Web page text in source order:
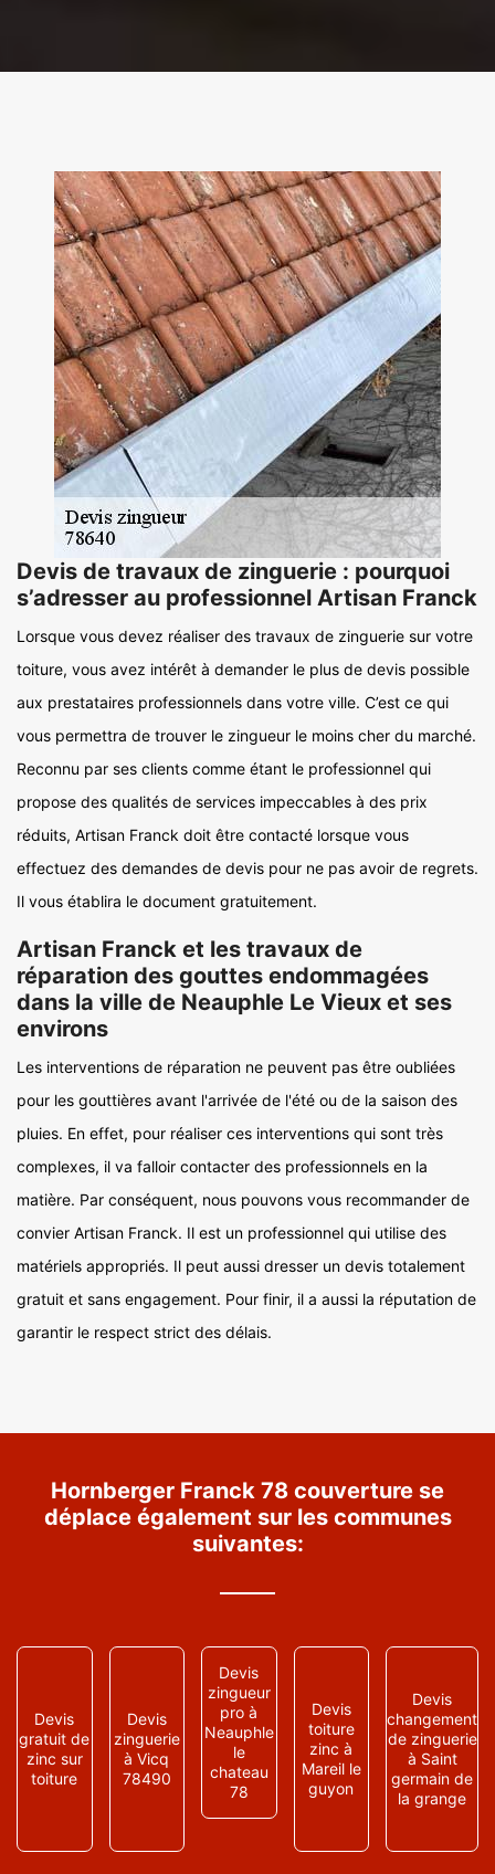
Devis de travaux de zinguerie : pourquoi
s’adresser au professionnel Artisan Franck
Lorsque vous devez réaliser des travaux de zinguerie sur votre
toiture, vous avez intérêt à demander le plus de devis possible
aux prestataires professionnels dans votre ville. C’est ce qui
vous permettra de trouver le zingueur le moins cher du marché.
Reconnu par ses clients comme étant le professionnel qui
propose des qualités de services impeccables à des prix
réduits, Artisan Franck doit être contacté lorsque vous
effectuez des demandes de devis pour ne pas avoir de regrets.
Il vous établira le document gratuitement.
Artisan Franck et les travaux de
réparation des gouttes endommagées
dans la ville de Neauphle Le Vieux et ses
environs
Les interventions de réparation ne peuvent pas être oubliées
pour les gouttières avant l'arrivée de l'été ou de la saison des
pluies. En effet, pour réaliser ces interventions qui sont très
complexes, il va falloir contacter des professionnels en la
matière. Par conséquent, nous pouvons vous recommander de
convier Artisan Franck. Il est un professionnel qui utilise des
matériels appropriés. Il peut aussi dresser un devis totalement
gratuit et sans engagement. Pour finir, il a aussi la réputation de
garantir le respect strict des délais.
Hornberger Franck 78 couverture se
déplace également sur les communes
suivantes:
Devis
gratuit de
zinc sur
toiture
Devis
zinguerie
à Vicq
78490
Devis
zingueur
pro à
Neauphle
le
chateau
78
Devis
toiture
zinc à
Mareil le
guyon
Devis
changement
de zinguerie
à Saint
germain de
la grange